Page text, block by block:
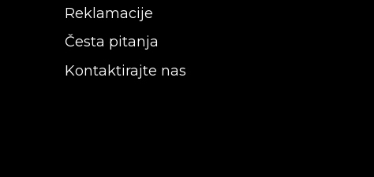
Reklamacije
Česta pitanja
Kontaktirajte nas